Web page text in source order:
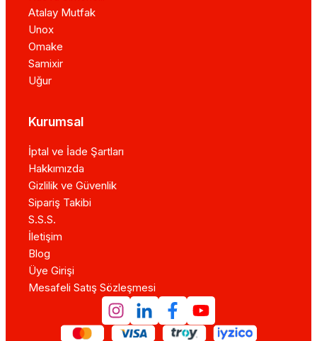
Atalay Mutfak
Unox
Omake
Samixir
Uğur
Kurumsal
İptal ve İade Şartları
Hakkımızda
Gizlilik ve Güvenlik
Sipariş Takibi
S.S.S.
İletişim
Blog
Üye Girişi
Mesafeli Satış Sözleşmesi